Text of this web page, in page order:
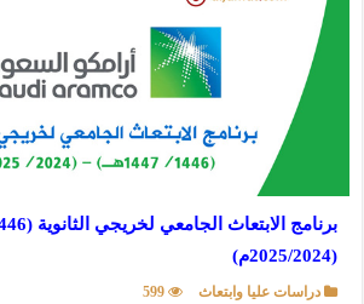
(2025/2024م)
دراسات عليا وابتعاث 599